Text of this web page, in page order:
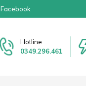
Facebook
Hotline
0349.296.461